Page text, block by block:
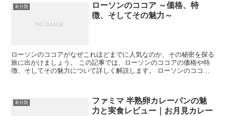
未分類
ローソンのココア ～価格、特
徴、そしてその魅力～
ローソンのココアがなぜこれほどまでに人気なのか、その秘密を探る
旅に出かけましょう。 この記事では、ローソンのココアの価格や特
徴、そしてその魅力について詳しく解説します。 ローソンのココア
未分類
ファミマ 半熟卵カレーパンの魅
力と実食レビュー｜お月見カレー